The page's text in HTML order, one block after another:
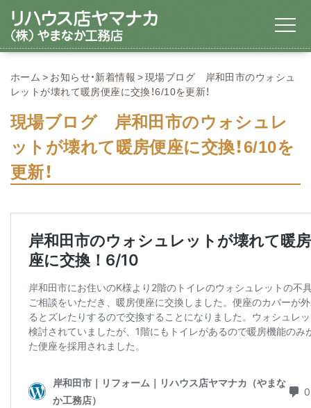
ホーム お知らせ・新着情報
現場ブログ 岸和田市のウォシュ
レットが壊れて暖房便座に交換！6/10を更新！
現場ブログ 岸和田市のウォシュレ
ットが壊れて暖房便座に交換！6/10を
更新！